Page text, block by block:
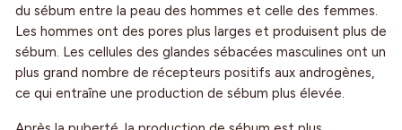
du sébum entre la peau des hommes et celle des femmes.
Les hommes ont des pores plus larges et produisent plus de
sébum. Les cellules des glandes sébacées masculines ont un
plus grand nombre de récepteurs positifs aux androgènes,
ce qui entraîne une production de sébum plus élevée.